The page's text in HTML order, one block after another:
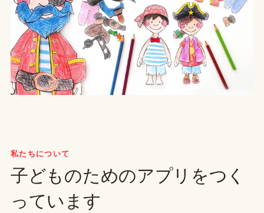
私たちについて
子どものためのアプリをつく
っています